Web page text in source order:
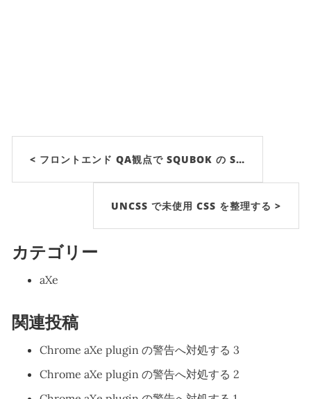
< フロントエンド QA観点で SQUBOK の S…
UNCSS で未使用 CSS を整理する >
カテゴリー
aXe
関連投稿
Chrome aXe plugin の警告へ対処する 3
Chrome aXe plugin の警告へ対処する 2